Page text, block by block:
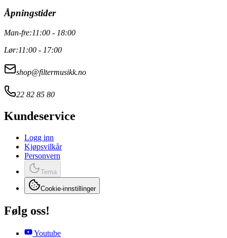
Åpningstider
Man-fre:11:00 - 18:00
Lør:11:00 - 17:00
shop@filtermusikk.no
22 82 85 80
Kundeservice
Logg inn
Kjøpsvilkår
Personvern
Tema
Cookie-innstillinger
Følg oss!
Youtube